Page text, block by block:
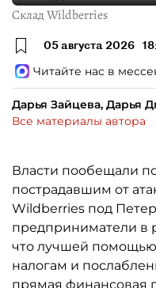
Склад Wildberries
05 августа 2026
Читайте нас в
Дарья Зайцева, Дарья
Все материалы автора
Власти пообещали
пострадавшим от
Wildberries под
предприниматели в
что лучшей помощью
налогам и
прямая финансовая